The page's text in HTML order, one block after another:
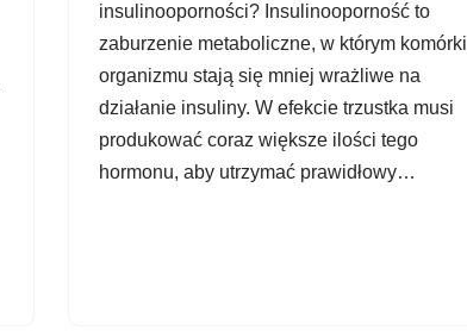
insulinooporności? Insulinooporność to
zaburzenie metaboliczne, w którym komórki
organizmu stają się mniej wrażliwe na
działanie insuliny. W efekcie trzustka musi
produkować coraz większe ilości tego
hormonu, aby utrzymać prawidłowy…